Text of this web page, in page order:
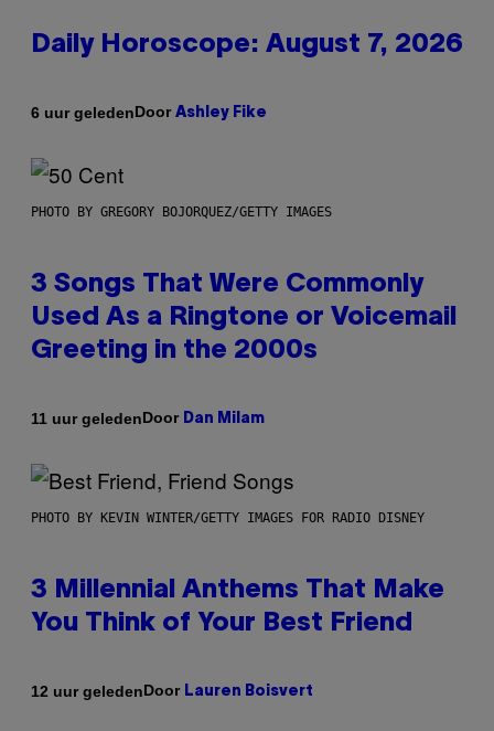
Daily Horoscope: August 7, 2026
6 uur geledenDoor Ashley Fike
PHOTO BY GREGORY BOJORQUEZ/GETTY IMAGES
3 Songs That Were Commonly
Used As a Ringtone or Voicemail
Greeting in the 2000s
11 uur geledenDoor Dan Milam
PHOTO BY KEVIN WINTER/GETTY IMAGES FOR RADIO DISNEY
3 Millennial Anthems That Make
You Think of Your Best Friend
12 uur geledenDoor Lauren Boisvert